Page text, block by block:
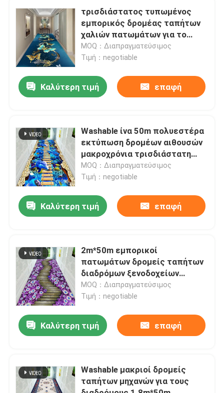
ΠΡΟΪΟΝΤΑ
βίντεο
ΠΕΡΙΠΟΥ ΗΠΑ
Ποιοτικός έλεγχος
Ζητήστε ένα απόσπασμα
Κουβέρτα ταπήτων πατωμάτων
Τάπητες πατωμάτων καθιστικών
τρισδιάστατος τυπωμένος
εμπορικός δρομέας ταπήτων
χαλιών πατωμάτων για το
διάδρομο 60cm πλάτος 80cm
100cm
MOQ：Διαπραγματεύσιμος
Τιμή：negotiable
Καλύτερη τιμή επαφή
Washable ίνα 50m πολυεστέρα
εκτύπωση δρομέων αιθουσών
μακροχρόνια τρισδιάστατη
επιπλέον
MOQ：Διαπραγματεύσιμος
Τιμή：negotiable
Καλύτερη τιμή επαφή
2m*50m εμπορικοί
πατωμάτων δρομείς ταπήτων
διαδρόμων ξενοδοχείων
εκτύπωσης χαλιών
τρισδιάστατοι
MOQ：Διαπραγματεύσιμος
Τιμή：negotiable
Καλύτερη τιμή επαφή
Washable μακριοί δρομείς
ταπήτων μηχανών για τους